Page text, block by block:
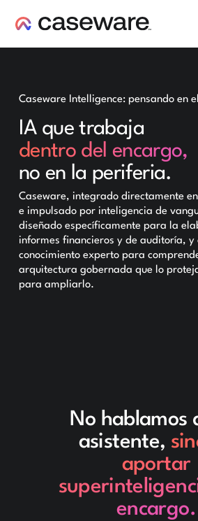
Caseware Intelligence: pensando en
IA que trabaja
dentro del encargo,
no en la periferia.
Caseware, integrado directamente
e impulsado por inteligencia de
diseñado específicamente para la
informes financieros y de auditoría, y
conocimiento experto para
arquitectura gobernada que lo
para ampliarlo.
No hablamos
asistente,
aportar
encargo.